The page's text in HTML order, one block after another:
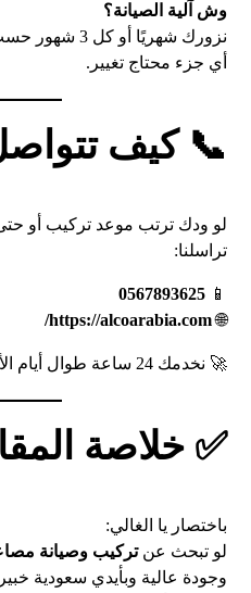
وش آلية الصيانة؟
نزورك شهريًا
أي جزء محتاج تغيير.
📞 كيف
لو ودك ترتب موعد تركيب أو حتى
تراسلنا:
📱
0567893625
🌐
https://alcoarabia.com/
🚀 نخدمك 24 ساعة طوال أيام الأسبوع.
✅خلاصة
باختصار يا الغالي:
لو تبحث عنتركيب وصيانة
وجودة عالية وبأيدي سعودية